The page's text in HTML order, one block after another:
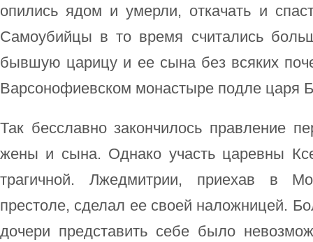
опились ядом и умерли, откачать и
Самоубийцы в то время считались
бывшую царицу и ее сына без всяких
Варсонофиевском монастыре подле царя
Так бесславно закончилось правление
жены и сына. Однако участь царевны
трагичной. Лжедмитрии, приехав в
престоле, сделал ее своей наложницей.
дочери представить себе было